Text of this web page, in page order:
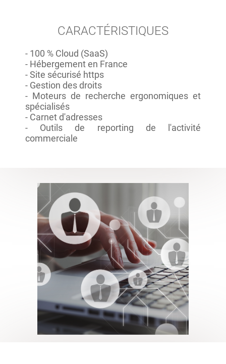
CARACTÉRISTIQUES
- 100 % Cloud (SaaS)
- Hébergement en France
- Site sécurisé https
- Gestion des droits
- Moteurs de recherche ergonomiques et
spécialisés
- Carnet d'adresses
- Outils de reporting de l'activité
commerciale